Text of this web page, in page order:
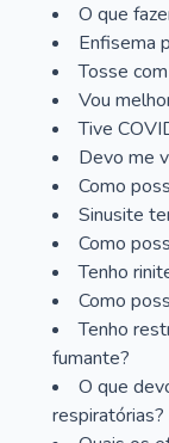
O que
Enfisema
Tosse
Vou
Tive
Devo me
Como
Sinusite
Como
Tenho
Como
Tenho
fumante?
O que
respiratórias?